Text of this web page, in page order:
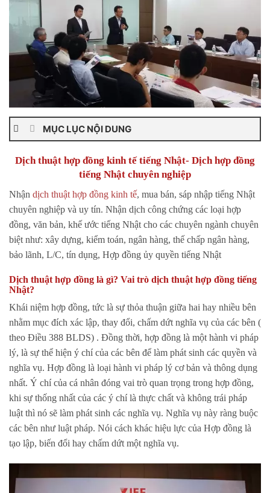
MỤC LỤC NỘI DUNG
Dịch thuật hợp đồng kinh tế tiếng Nhật- Dịch hợp đồng
tiếng Nhật chuyên nghiệp
Nhận dịch thuật hợp đồng kinh tế, mua bán, sáp nhập tiếng Nhật
chuyên nghiệp và uy tín. Nhận dịch công chứng các loại hợp
đồng, văn bản, khế ước tiếng Nhật cho các chuyên ngành chuyên
biệt như: xây dựng, kiểm toán, ngân hàng, thế chấp ngân hàng,
bảo lãnh, L/C, tín dụng, Hợp đồng ủy quyền tiếng Nhật
Dịch thuật hợp đồng là gì? Vai trò dịch thuật hợp đồng tiếng
Nhật?
Khái niệm hợp đồng, tức là sự thỏa thuận giữa hai hay nhiều bên
nhằm mục đích xác lập, thay đổi, chấm dứt nghĩa vụ của các bên (
theo Điều 388 BLDS) . Đồng thời, hợp đồng là một hành vi pháp
lý, là sự thể hiện ý chí của các bên để làm phát sinh các quyền và
nghĩa vụ. Hợp đồng là loại hành vi pháp lý cơ bản và thông dụng
nhất. Ý chí của cá nhân đóng vai trò quan trọng trong hợp đồng,
khi sự thống nhất của các ý chí là thực chất và không trái pháp
luật thì nó sẽ làm phát sinh các nghĩa vụ. Nghĩa vụ này ràng buộc
các bên như luật pháp. Nói cách khác hiệu lực của Hợp đồng là
tạo lập, biến đổi hay chấm dứt một nghĩa vụ.